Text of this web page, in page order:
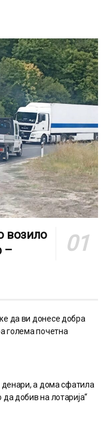
возило
–
да ви донесе добра
голема почетна
денари, а дома сфатила
добив на лотарија“